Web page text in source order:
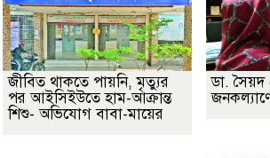
জীবিত থাকতে পায়নি, মৃত্যুর
পর আইসিইউতে হাম-আক্রান্ত
শিশু- অভিযোগ বাবা-মায়ের
ডা.